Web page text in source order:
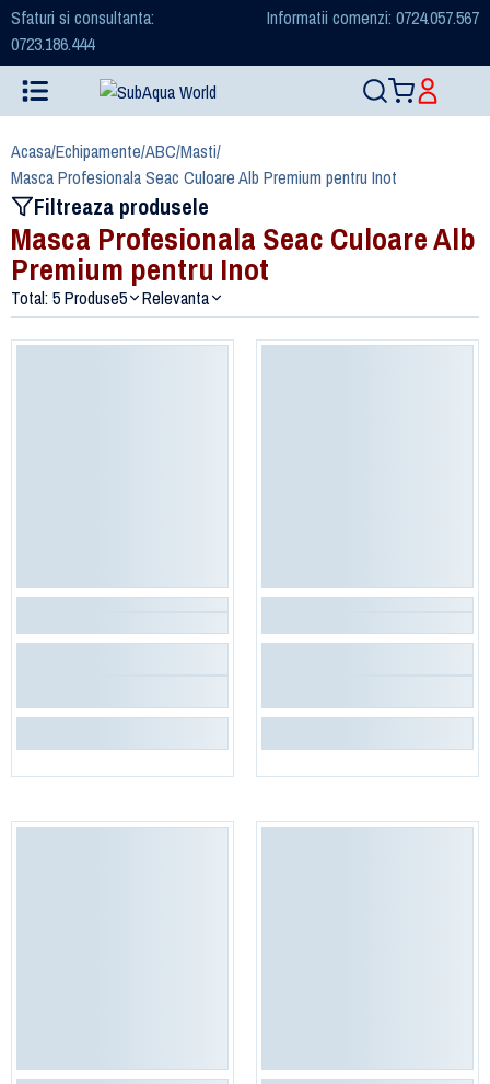
Sfaturi si consultanta:
0723.186.444
Informatii comenzi: 0724.057.567
Acasa/Echipamente/ABC/Masti/
Masca Profesionala Seac Culoare Alb Premium pentru Inot
Filtreaza produsele
Masca Profesionala Seac Culoare Alb
Premium pentru Inot
Total: 5 Produse5 Relevanta